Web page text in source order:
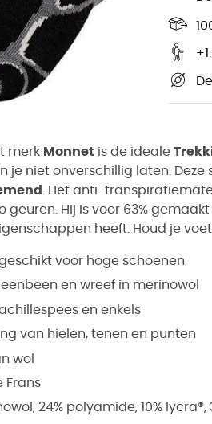
merk Monnet is de ideale
je niet onverschillig laten. Deze
. Het anti-
geuren. Hij is voor 63%
heeft. Houd je
geschikt voor hoge schoenen
en wreef in merinowol
en enkels
van hielen, tenen en punten
wol
Frans
24% polyamide, 10% lycra®,